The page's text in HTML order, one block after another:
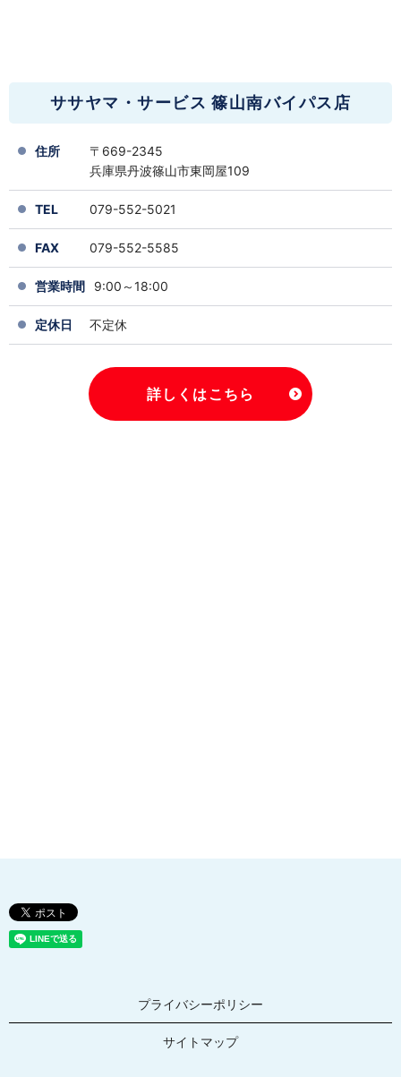
ササヤマ・サービス 篠山南バイパス店
住所
〒669-2345
兵庫県丹波篠山市東岡屋109
TEL 079-552-5021
FAX 079-552-5585
営業時間 9:00～18:00
定休日 不定休
詳しくはこちら
プライバシーポリシー
サイトマップ